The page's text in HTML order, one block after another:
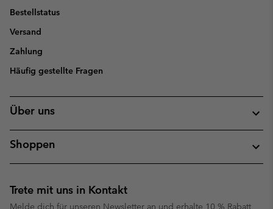
Bestellstatus
Versand
Zahlung
Häufig gestellte Fragen
Über uns
Shoppen
Trete mit uns in Kontakt
Melde dich für unseren Newsletter an und erhalte 10 % Rabatt